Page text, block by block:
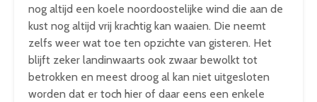
nog altijd een koele noordoostelijke wind die aan de
kust nog altijd vrij krachtig kan waaien. Die neemt
zelfs weer wat toe ten opzichte van gisteren. Het
blijft zeker landinwaarts ook zwaar bewolkt tot
betrokken en meest droog al kan niet uitgesloten
worden dat er toch hier of daar eens een enkele